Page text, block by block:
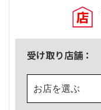
受け取り店舗：
お店を選ぶ